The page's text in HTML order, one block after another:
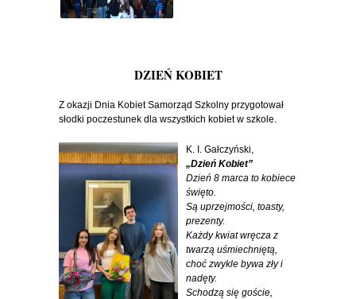
DZIEŃ KOBIET
Z okazji Dnia Kobiet Samorząd Szkolny przygotował
słodki poczestunek dla wszystkich kobiet w szkole.
K. I. Gałczyński,
„Dzień Kobiet”
Dzień 8 marca to kobiece
święto.
Są uprzejmości, toasty,
prezenty.
Każdy kwiat wręcza z
twarzą uśmiechniętą,
choć zwykle bywa zły i
nadęty.
Schodzą się goście,